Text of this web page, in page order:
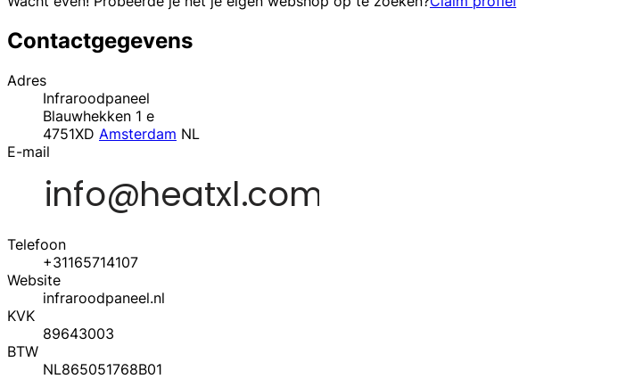
Contactgegevens
Adres
Infraroodpaneel
Blauwhekken 1 e
4751XD Amsterdam NL
E-mail
Telefoon
+31165714107
Website
infraroodpaneel.nl
KVK
89643003
BTW
NL865051768B01